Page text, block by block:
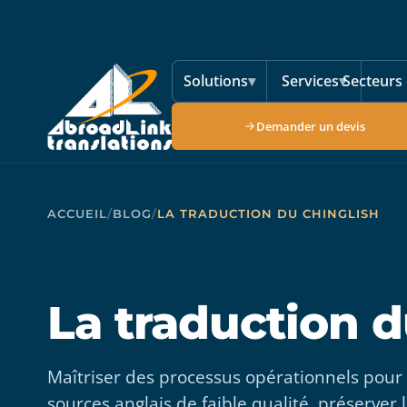
Solutions▾ Services▾Secteurs
Demander un devis
ACCUEIL/BLOG/LA TRADUCTION DU CHINGLISH
La traduction
Maîtriser des processus opérationnels